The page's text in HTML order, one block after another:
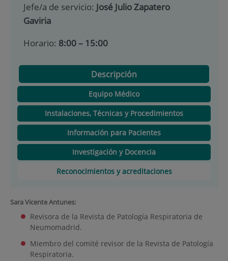
Jefe/a de servicio: José Julio Zapatero
Gaviria
Horario: 8:00 – 15:00
Descripción
Equipo Médico
Instalaciones, Técnicas y Procedimientos
Información para Pacientes
Investigación y Docencia
Reconocimientos y acreditaciones
Sara Vicente Antunes:
Revisora de la Revista de Patología Respiratoria de
Neumomadrid.
Miembro del comité revisor de la Revista de Patología
Respiratoria.